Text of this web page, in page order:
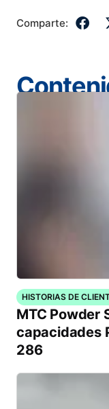
Comparte:
HISTORIAS DE
MTC Powder
capacidades
286